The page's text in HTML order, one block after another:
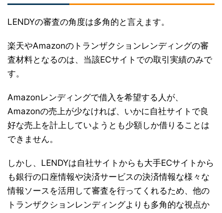
LENDYの審査の角度は多角的と言えます。
楽天やAmazonのトランザクションレンディングの審
査材料となるのは、当該ECサイトでの取引実績のみで
す。
Amazonレンディングで借入を希望する人が、
Amazonの売上が少なければ、いかに自社サイトで良
好な売上を計上していようとも少額しか借りることは
できません。
しかし、LENDYは自社サイトからも大手ECサイトから
も銀行の口座情報や決済サービスの決済情報な様々な
情報ソースを活用して審査を行ってくれるため、他の
トランザクションレンディングよりも多角的な視点か